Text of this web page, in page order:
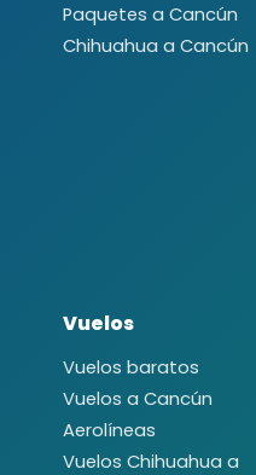
Paquetes a Cancún
Chihuahua a Cancún
Vuelos
Vuelos baratos
Vuelos a Cancún
Aerolíneas
Vuelos Chihuahua a